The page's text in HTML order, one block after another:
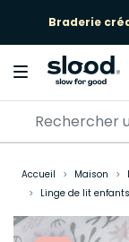
Braderie
Accueil Maison
Linge de lit enfants